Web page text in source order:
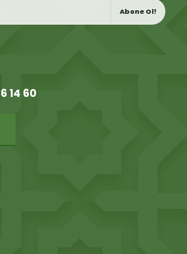
Abone Ol!
14 60